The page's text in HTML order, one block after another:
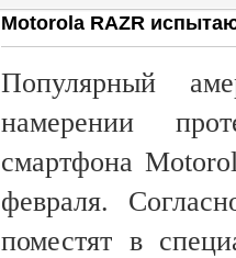
Motorola RAZR
Популярный
намерении
смартфона
февраля.
поместят в